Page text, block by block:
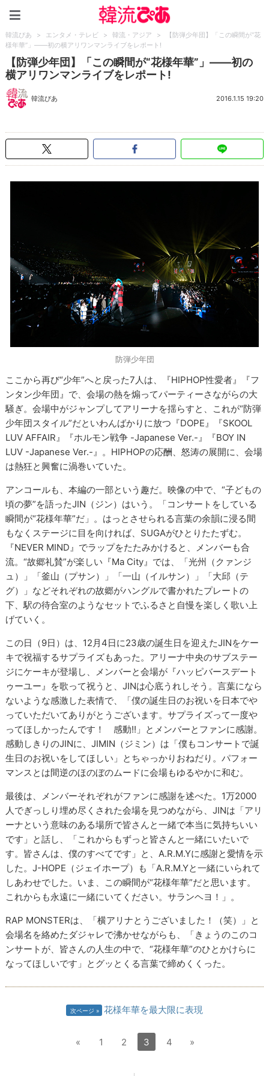
韓流ぴあ > エンタメ・テレビ > 韓流・アジア >
【防弾少年団】「この瞬間が“花
様年華”」――初の横アリワンマンライブをレポート!
【防弾少年団】「この瞬間が“花様年華”」――初の
横アリワンマンライブをレポート!
韓流ぴあ 2016.1.15 19:20
防弾少年団
ここから再び“少年”へと戻った7人は、『HIPHOP性愛者』『フ
ンタン少年団』で、会場の熱を煽ってパーティーさながらの大
騒ぎ。会場中がジャンプしてアリーナを揺らすと、これが“防弾
少年団スタイル”だといわんばかりに放つ『DOPE』『SKOOL
LUV AFFAIR』『ホルモン戦争 -Japanese Ver.-』『BOY IN
LUV -Japanese Ver.-』。HIPHOPの応酬、怒涛の展開に、会場
は熱狂と興奮に渦巻いていた。
アンコールも、本編の一部という趣だ。映像の中で、“子どもの
頃の夢”を語ったJIN（ジン）はいう。「コンサートをしている
瞬間が“花様年華”だ」。はっとさせられる言葉の余韻に浸る間
もなくステージに目を向ければ、SUGAがひとりたたずむ。
『NEVER MIND』でラップをたたみかけると、メンバーも合
流。“故郷礼賛”が楽しい『Ma City』では、「光州（クァンジ
ュ）」「釜山（プサン）」「一山（イルサン）」「大邱（テ
グ）」などそれぞれの故郷がハングルで書かれたプレートの
下、駅の待合室のようなセットでふるさと自慢を楽しく歌い上
げていく。
この日（9日）は、12月4日に23歳の誕生日を迎えたJINをケー
キで祝福するサプライズもあった。アリーナ中央のサブステー
ジにケーキが登場し、メンバーと会場が『ハッピバースデート
ゥーユー』を歌って祝うと、JINは心底うれしそう。言葉になら
ないような感激した表情で、「僕の誕生日のお祝いを日本でや
っていただいてありがとうございます。サプライズって一度や
ってほしかったんです！ 感動!!」とメンバーとファンに感謝。
感動しきりのJINに、JIMIN（ジミン）は「僕もコンサートで誕
生日のお祝いをしてほしい」とちゃっかりおねだり。パフォー
マンスとは間逆のほのぼのムードに会場もゆるやかに和む。
最後は、メンバーそれぞれがファンに感謝を述べた。1万2000
人でぎっしり埋め尽くされた会場を見つめながら、JINは「アリ
ーナという意味のある場所で皆さんと一緒で本当に気持ちいい
です」と話し、「これからもずっと皆さんと一緒にいたいで
す。皆さんは、僕のすべてです」と、A.R.M.Yに感謝と愛情を示
した。J-HOPE（ジェイホープ）も「A.R.M.Yと一緒にいられて
しあわせでした。いま、この瞬間が“花様年華”だと思います。
これからも永遠に一緒にいてください。サランヘヨ！」。
RAP MONSTERは、「横アリナとうございました！（笑）」と
会場名を絡めたダジャレで沸かせながらも、「きょうのこのコ
ンサートが、皆さんの人生の中で、“花様年華”のひとかけらに
なってほしいです」とグッとくる言葉で締めくくった。
次ページ 花様年華を最大限に表現
« 1 2 3 4 »